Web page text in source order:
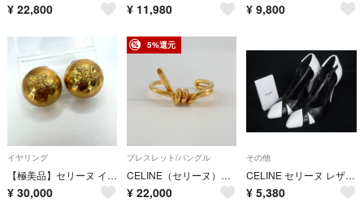
¥ 22,800 ¥ 11,980 ¥ 9,800
イヤリング
【極美品】セリーヌ イヤリング 耳飾り ゴールド金具トリオンフ ゴールド金具
¥ 30,000
5%還元
ブレスレット/バングル
CELINE（セリーヌ） バーベル エクストラシン ノット ブレスレット ゴールド
¥ 22,000
その他
CELINE セリーヌ レザー ヒール パンプス 表記サイズ 36 (約23cm) 靴 シューズ レディース ブラック系×アイボリー系 DP4506
¥ 5,380